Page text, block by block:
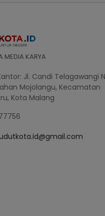
MEDIA KARYA
Jl. Candi Telagawangi
Mojolangu, Kecamatan
Kota Malang